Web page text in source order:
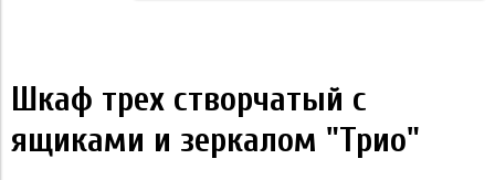
Шкаф трех створчатый с
ящиками и зеркалом "Трио"